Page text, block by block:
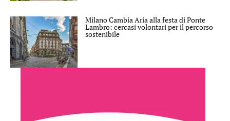
Milano Cambia Aria alla festa di Ponte
Lambro: cercasi volontari per il percorso
sostenibile